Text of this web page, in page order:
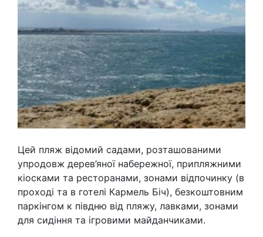
Цей пляж відомий садами, розташованими
упродовж дерев’яної набережної, припляжними
кіосками та ресторанами, зонами відпочинку (в
проході та в готелі Кармель Біч), безкоштовним
паркінгом к півдню від пляжу, лавками, зонами
для сидіння та ігровими майданчиками.